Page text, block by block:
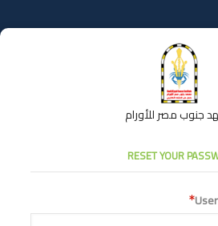
جنوب مصر للأورام
RESET YOUR